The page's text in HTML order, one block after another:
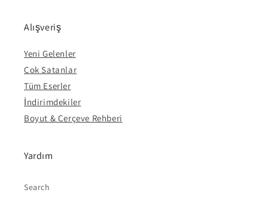
Alışveriş
Yeni Gelenler
Çok Satanlar
Tüm Eserler
İndirimdekiler
Boyut & Çerçeve Rehberi
Yardım
Search